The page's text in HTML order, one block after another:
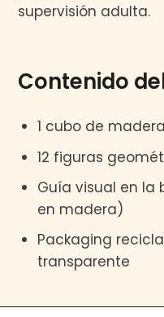
supervisión adulta.
Contenido
1 cubo de
12 figuras
Guía visual en la
en madera)
Packaging
transparente